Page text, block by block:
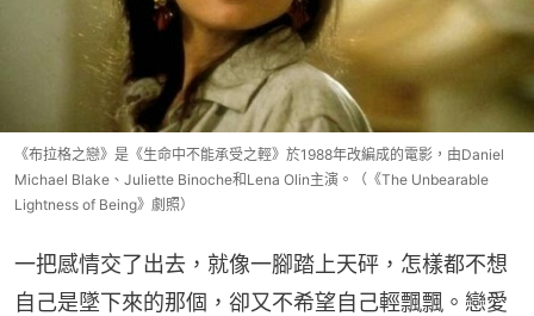
《布拉格之戀》是《生命中不能承受之輕》於1988年改編成的電影，由Daniel
Michael Blake、Juliette Binoche和Lena Olin主演。（《The Unbearable
Lightness of Being》劇照）
一把感情交了出去，就像一腳踏上天砰，怎樣都不想
自己是墜下來的那個，卻又不希望自己輕飄飄。戀愛